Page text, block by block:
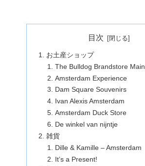
目次
お土産ショップ
The Bulldog Brandstore Main
Amsterdam Experience
Dam Square Souvenirs
Ivan Alexis Amsterdam
Amsterdam Duck Store
De winkel van nijntje
雑貨
Dille & Kamille – Amsterdam
It’s a Present!